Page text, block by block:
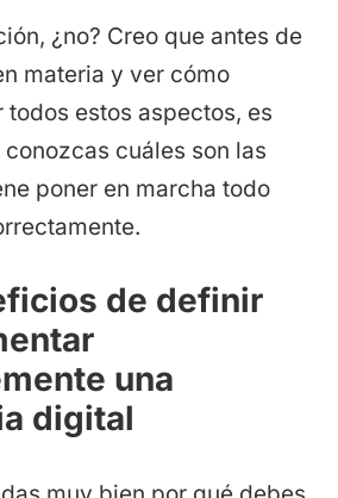
¿no? Creo que antes de
materia y ver cómo
estos aspectos, es
cuáles son las
poner en marcha todo
de definir
una
digital